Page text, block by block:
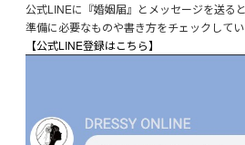
公式LINEに『婚姻届』とメッセージを送ると
準備に必要なものや書き方をチェックしてい
【公式LINE登録はこちら】